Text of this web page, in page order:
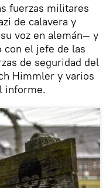
fuerzas militares
de calavera y
voz en alemán— y
con el jefe de las
de seguridad del
Himmler y varios
informe.